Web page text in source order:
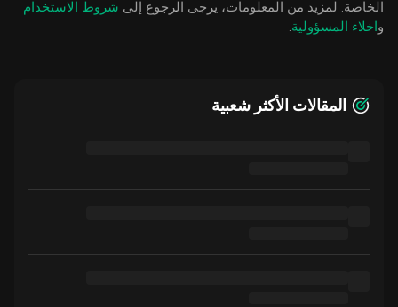
الخاصة. لمزيد من المعلومات، يرجى الرجوع إلى شروط الاستخدام
واخلاء المسؤولية
المقالات الأكثر شعبية